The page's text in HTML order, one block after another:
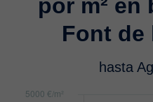
por m² en
Font de
hasta